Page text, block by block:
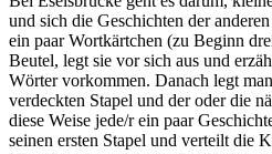
und sich die Geschichten der
ein paar Wortkärtchen (zu Beginn
Beutel, legt sie vor sich aus und
Wörter vorkommen. Danach legt
verdeckten Stapel und der oder die
diese Weise jede/r ein paar
seinen ersten Stapel und verteilt die